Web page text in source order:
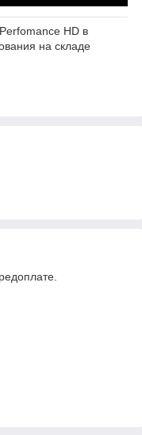
HD в
на складе